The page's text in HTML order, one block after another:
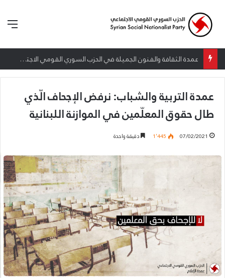
إطلاق المرصد الحقوقي القومي لمقاومة التطبيع تحت شعار: “سعادة لكل الأحرار”
عمدة التربية والشباب: نرفض الإجحاف الّذي
طال حقوق المعلّمين في الموازنة اللبنانية
07/02/2021 1٬445 دقيقة واحدة